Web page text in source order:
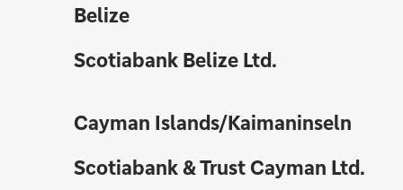
Belize
Scotiabank Belize Ltd.
Cayman Islands/Kaimaninseln
Scotiabank & Trust Cayman Ltd.